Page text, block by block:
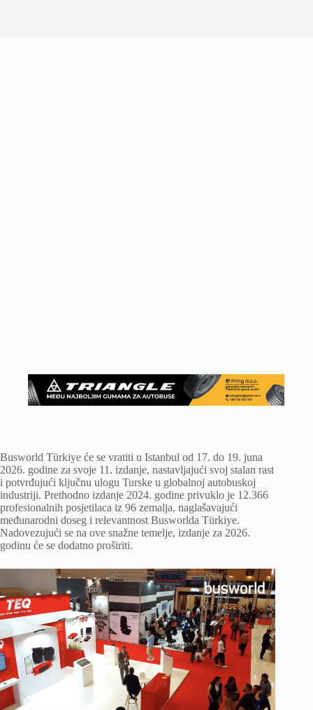
Busworld Türkiye će se vratiti u Istanbul od 17. do 19. juna
2026. godine za svoje 11. izdanje, nastavljajući svoj stalan rast
i potvrđujući ključnu ulogu Turske u globalnoj autobuskoj
industriji. Prethodno izdanje 2024. godine privuklo je 12.366
profesionalnih posjetilaca iz 96 zemalja, naglašavajući
međunarodni doseg i relevantnost Busworlda Türkiye.
Nadovezujući se na ove snažne temelje, izdanje za 2026.
godinu će se dodatno proširiti.